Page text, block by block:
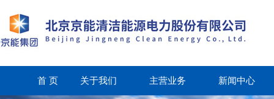
首 页 关于我们 主营业务 新闻中心